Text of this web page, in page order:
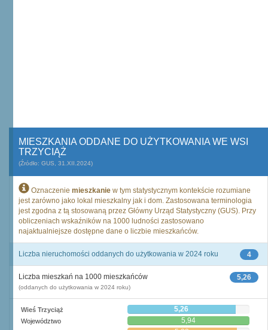
MIESZKANIA ODDANE DO UŻYTKOWANIA WE WSI
TRZYCIĄŻ
(Źródło: GUS, 31.XII.2024)
Oznaczenie mieszkanie w tym statystycznym kontekście rozumiane
jest zarówno jako lokal mieszkalny jak i dom. Zastosowana terminologia
jest zgodna z tą stosowaną przez Główny Urząd Statystyczny (GUS). Przy
obliczeniach wskaźników na 1000 ludności zastosowano
najaktualniejsze dostępne dane o liczbie mieszkańców.
4
Liczba nieruchomości oddanych do użytkowania w 2024 roku
5,26
Liczba mieszkań na 1000 mieszkańców
(oddanych do użytkowania w 2024 roku)
Wieś Trzyciąż 5,26
Województwo 5,94